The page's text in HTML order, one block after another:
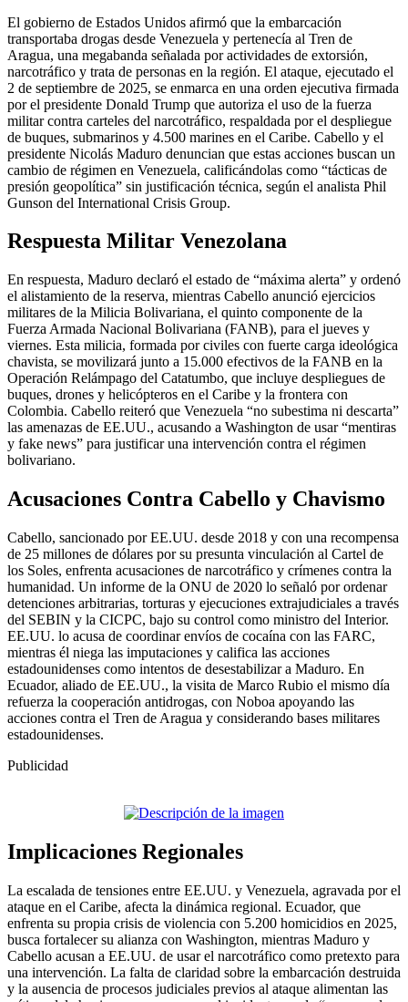
El gobierno de Estados Unidos afirmó que la embarcación
transportaba drogas desde Venezuela y pertenecía al Tren de
Aragua, una megabanda señalada por actividades de extorsión,
narcotráfico y trata de personas en la región. El ataque, ejecutado el
2 de septiembre de 2025, se enmarca en una orden ejecutiva firmada
por el presidente Donald Trump que autoriza el uso de la fuerza
militar contra carteles del narcotráfico, respaldada por el despliegue
de buques, submarinos y 4.500 marines en el Caribe. Cabello y el
presidente Nicolás Maduro denuncian que estas acciones buscan un
cambio de régimen en Venezuela, calificándolas como “tácticas de
presión geopolítica” sin justificación técnica, según el analista Phil
Gunson del International Crisis Group.
Respuesta Militar Venezolana
En respuesta, Maduro declaró el estado de “máxima alerta” y ordenó
el alistamiento de la reserva, mientras Cabello anunció ejercicios
militares de la Milicia Bolivariana, el quinto componente de la
Fuerza Armada Nacional Bolivariana (FANB), para el jueves y
viernes. Esta milicia, formada por civiles con fuerte carga ideológica
chavista, se movilizará junto a 15.000 efectivos de la FANB en la
Operación Relámpago del Catatumbo, que incluye despliegues de
buques, drones y helicópteros en el Caribe y la frontera con
Colombia. Cabello reiteró que Venezuela “no subestima ni descarta”
las amenazas de EE.UU., acusando a Washington de usar “mentiras
y fake news” para justificar una intervención contra el régimen
bolivariano.
Acusaciones Contra Cabello y Chavismo
Cabello, sancionado por EE.UU. desde 2018 y con una recompensa
de 25 millones de dólares por su presunta vinculación al Cartel de
los Soles, enfrenta acusaciones de narcotráfico y crímenes contra la
humanidad. Un informe de la ONU de 2020 lo señaló por ordenar
detenciones arbitrarias, torturas y ejecuciones extrajudiciales a través
del SEBIN y la CICPC, bajo su control como ministro del Interior.
EE.UU. lo acusa de coordinar envíos de cocaína con las FARC,
mientras él niega las imputaciones y califica las acciones
estadounidenses como intentos de desestabilizar a Maduro. En
Ecuador, aliado de EE.UU., la visita de Marco Rubio el mismo día
refuerza la cooperación antidrogas, con Noboa apoyando las
acciones contra el Tren de Aragua y considerando bases militares
estadounidenses.
Publicidad
Implicaciones Regionales
La escalada de tensiones entre EE.UU. y Venezuela, agravada por el
ataque en el Caribe, afecta la dinámica regional. Ecuador, que
enfrenta su propia crisis de violencia con 5.200 homicidios en 2025,
busca fortalecer su alianza con Washington, mientras Maduro y
Cabello acusan a EE.UU. de usar el narcotráfico como pretexto para
una intervención. La falta de claridad sobre la embarcación destruida
y la ausencia de procesos judiciales previos al ataque alimentan las